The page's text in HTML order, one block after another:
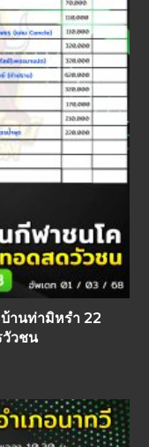
านท่ามิหรำ 22
วัวชน